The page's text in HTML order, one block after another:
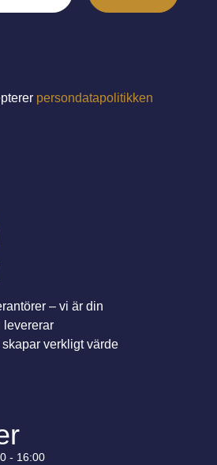
persondatapolitikken
– vi är din
levererar
verkligt värde
- 16:00